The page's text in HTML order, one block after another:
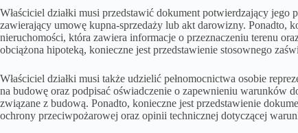
Właściciel działki musi przedstawić dokument potwierdzający
zawierający umowę kupna-sprzedaży lub akt darowizny. Ponadto,
nieruchomości, która zawiera informacje o przeznaczeniu terenu
obciążona hipoteką, konieczne jest przedstawienie stosownego
Właściciel działki musi także udzielić pełnomocnictwa osobie
na budowę oraz podpisać oświadczenie o zapewnieniu warunków
związane z budową. Ponadto, konieczne jest przedstawienie
ochrony przeciwpożarowej oraz opinii technicznej dotyczącej